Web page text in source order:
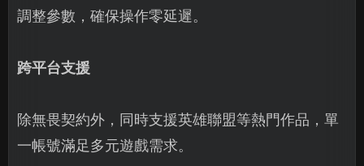
調整參數，確保操作零延遲。
跨平台支援
除無畏契約外，同時支援英雄聯盟等熱門作品，單
一帳號滿足多元遊戲需求。